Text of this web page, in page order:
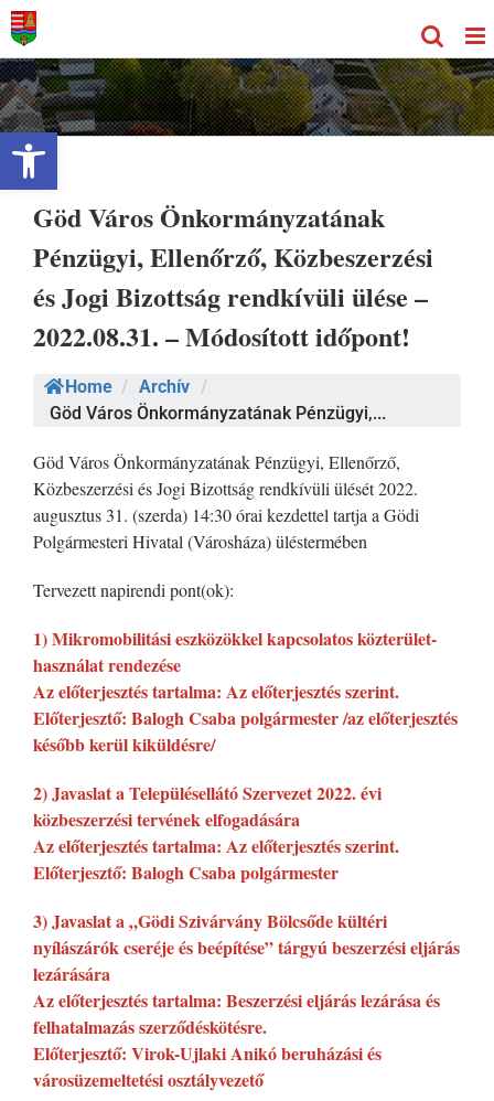
Eszköztár megnyitása
Kihagyás
Göd Város Önkormányzatának
Pénzügyi, Ellenőrző, Közbeszerzési
és Jogi Bizottság rendkívüli ülése –
2022.08.31. – Módosított időpont!
Home / Archív /
Göd Város Önkormányzatának Pénzügyi,...
Göd Város Önkormányzatának Pénzügyi, Ellenőrző,
Közbeszerzési és Jogi Bizottság rendkívüli ülését 2022.
augusztus 31. (szerda) 14:30 órai kezdettel tartja a Gödi
Polgármesteri Hivatal (Városháza) üléstermében
Tervezett napirendi pont(ok):
1) Mikromobilitási eszközökkel kapcsolatos közterület-
használat rendezése
Az előterjesztés tartalma: Az előterjesztés szerint.
Előterjesztő: Balogh Csaba polgármester /az előterjesztés
később kerül kiküldésre/
2) Javaslat a Településellátó Szervezet 2022. évi
közbeszerzési tervének elfogadására
Az előterjesztés tartalma: Az előterjesztés szerint.
Előterjesztő: Balogh Csaba polgármester
3) Javaslat a „Gödi Szivárvány Bölcsőde kültéri
nyílászárók cseréje és beépítése” tárgyú beszerzési eljárás
lezárására
Az előterjesztés tartalma: Beszerzési eljárás lezárása és
felhatalmazás szerződéskötésre.
Előterjesztő: Virok-Ujlaki Anikó beruházási és
városüzemeltetési osztályvezető